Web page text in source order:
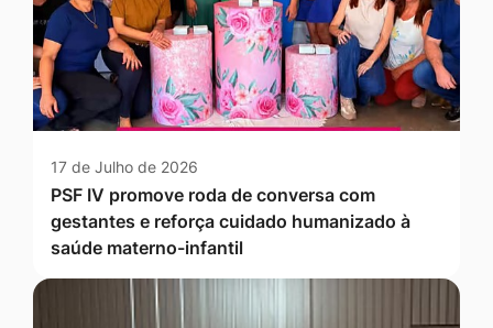
17 de Julho de 2026
PSF IV promove roda de conversa com
gestantes e reforça cuidado humanizado à
saúde materno-infantil